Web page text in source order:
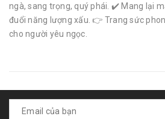
ngà, sang trọng, quý phái. ✔️ Mang lại
đuổi năng lượng xấu. 👉 Trang sức
cho người yêu ngọc.